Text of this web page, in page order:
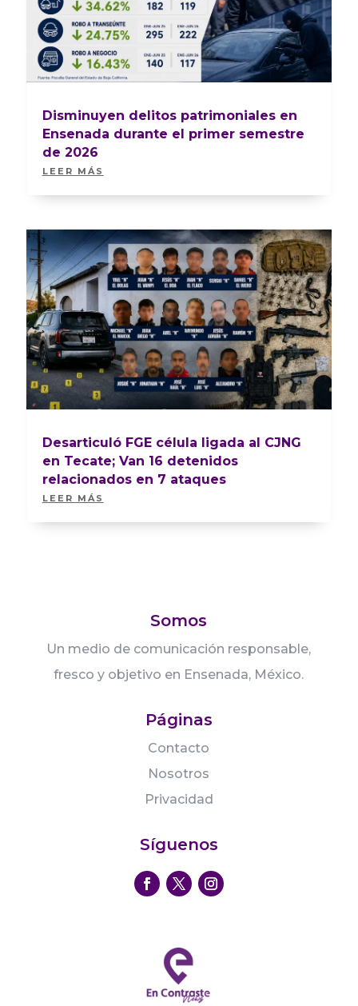
Disminuyen delitos patrimoniales en
Ensenada durante el primer semestre
de 2026
LEER MÁS
Desarticuló FGE célula ligada al CJNG
en Tecate; Van 16 detenidos
relacionados en 7 ataques
LEER MÁS
Somos
Un medio de comunicación responsable,
fresco y objetivo en Ensenada, México.
Páginas
Contacto
Nosotros
Privacidad
Síguenos